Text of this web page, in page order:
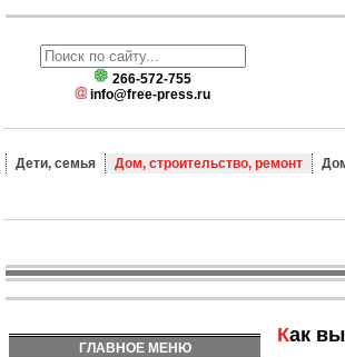
266-572-755
info@free-press.ru
Дети, семья Дом, строительство, ремонт
ГЛАВНОЕ МЕНЮ
Как